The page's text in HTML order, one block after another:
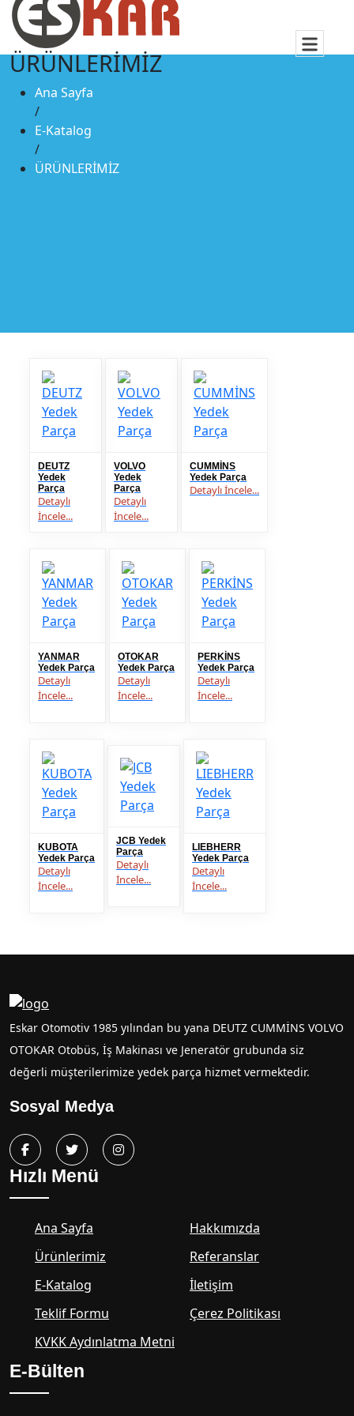
ÜRÜNLERİMİZ
Ana Sayfa
/
E-Katalog
/
ÜRÜNLERİMİZ
DEUTZ
Yedek
Parça
Detaylı
İncele...
VOLVO
Yedek
Parça
Detaylı
İncele...
CUMMİNS
Yedek Parça
Detaylı İncele...
YANMAR
Yedek Parça
Detaylı
İncele...
OTOKAR
Yedek Parça
Detaylı
İncele...
PERKİNS
Yedek Parça
Detaylı
İncele...
KUBOTA
Yedek Parça
Detaylı
İncele...
JCB Yedek
Parça
Detaylı
İncele...
LIEBHERR
Yedek Parça
Detaylı
İncele...
Eskar Otomotiv 1985 yılından bu yana DEUTZ CUMMİNS VOLVO
OTOKAR Otobüs, İş Makinası ve Jeneratör grubunda siz
değerli müşterilerimize yedek parça hizmet vermektedir.
Sosyal Medya
Hızlı Menü
Ana Sayfa
Hakkımızda
Ürünlerimiz
Referanslar
E-Katalog
İletişim
Teklif Formu
Çerez Politikası
KVKK Aydınlatma Metni
E-Bülten